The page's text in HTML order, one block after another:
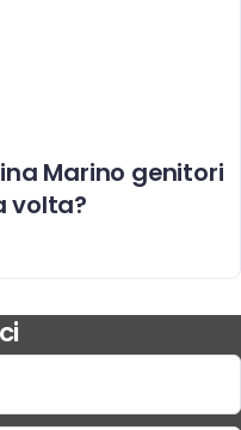
Marino genitori
volta?